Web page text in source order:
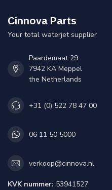
Cinnova Parts
Your total waterjet supplier
Paardemaat 29
7942 KA Meppel
the Netherlands
+31 (0) 522 78 47 00
06 11 50 5000
verkoop@cinnova.nl
KVK nummer: 53941527